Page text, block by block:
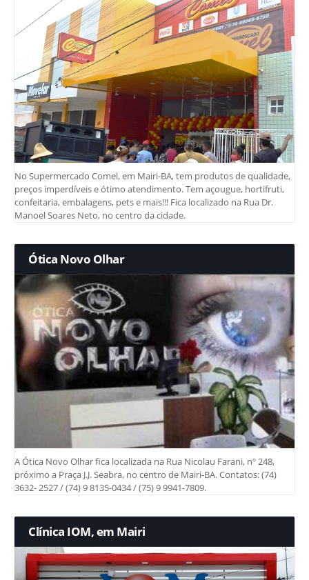
No Supermercado Comel, em Mairi-BA, tem produtos de qualidade,
preços imperdíveis e ótimo atendimento. Tem açougue, hortifruti,
confeitaria, embalagens, pets e mais!!! Fica localizado na Rua Dr.
Manoel Soares Neto, no centro da cidade.
Ótica Novo Olhar
A Ótica Novo Olhar fica localizada na Rua Nicolau Farani, nº 248,
próximo a Praça J.J. Seabra, no centro de Mairi-BA. Contatos: (74)
3632- 2527 / (74) 9 8135-0434 / (75) 9 9941-7809.
Clínica IOM, em Mairi